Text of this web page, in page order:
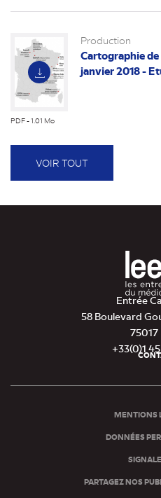
PDF - 1.01 Mo
onglet)
Production
Cartographie
janvier 2018 -
VOIR TOUT
Entrée
58 Boulevard
75017
+33(0)1
de
MENTIONS
DONNÉES
PARTAGEZ NOS